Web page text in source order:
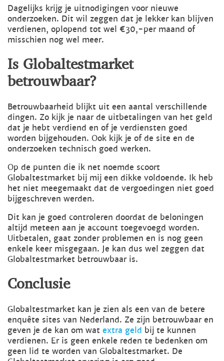
Dagelijks krijg je uitnodigingen voor nieuwe
onderzoeken. Dit wil zeggen dat je lekker kan blijven
verdienen, oplopend tot wel €30,-per maand of
misschien nog wel meer.
Is Globaltestmarket
betrouwbaar?
Betrouwbaarheid blijkt uit een aantal verschillende
dingen. Zo kijk je naar de uitbetalingen van het geld
dat je hebt verdiend en of je verdiensten goed
worden bijgehouden. Ook kijk je of de site en de
onderzoeken technisch goed werken.
Op de punten die ik net noemde scoort
Globaltestmarket bij mij een dikke voldoende. Ik heb
het niet meegemaakt dat de vergoedingen niet goed
bijgeschreven werden.
Dit kan je goed controleren doordat de beloningen
altijd meteen aan je account toegevoegd worden.
Uitbetalen, gaat zonder problemen en is nog geen
enkele keer misgegaan. Je kan dus wel zeggen dat
Globaltestmarket betrouwbaar is.
Conclusie
Globaltestmarket kan je zien als een van de betere
enquête sites van Nederland. Ze zijn betrouwbaar en
geven je de kan om wat extra geld bij te kunnen
verdienen. Er is geen enkele reden te bedenken om
geen lid te worden van Globaltestmarket. De